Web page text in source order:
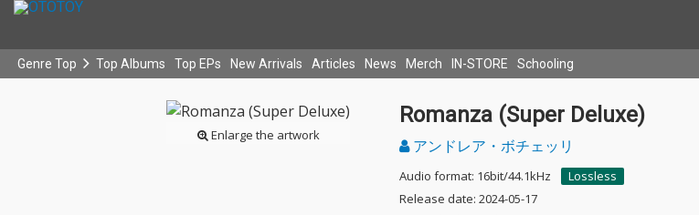
Genre Top Top Albums Top EPs New Arrivals Articles News Merch IN-STORE Schooling
Enlarge the artwork
Romanza (Super Deluxe)
アンドレア・ボチェッリ
Audio format: 16bit/44.1kHz
Lossless
Release date: 2024-05-17